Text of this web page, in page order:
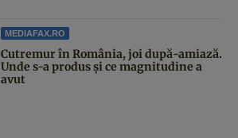
MEDIAFAX.RO
Cutremur în România, joi după-amiază.
Unde s-a produs și ce magnitudine a
avut